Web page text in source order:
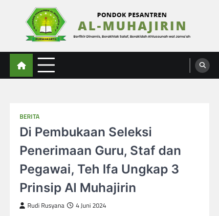
Al-Muhajirin
Berpikir Dinamis – Berakhlak Salaf – Berakidah Ahlussunah wal Jamaah
BERITA
Di Pembukaan Seleksi
Penerimaan Guru, Staf dan
Pegawai, Teh Ifa Ungkap 3
Prinsip Al Muhajirin
Rudi Rusyana 4 Juni 2024